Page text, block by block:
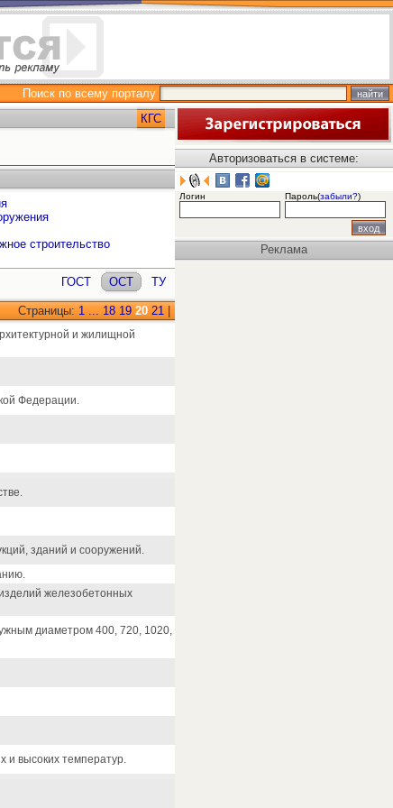
Поиск по всему порталу
КГС
строительство
ГОСТ ОСТ ТУ
Страницы: 1 ... 18 19 20 21
и жилищной
Федерации.
зданий и сооружений.
железобетонных
диаметром 400, 720, 1020,
и высоких температур.
Авторизоваться в системе:
Логин Пароль(забыли?)
Реклама